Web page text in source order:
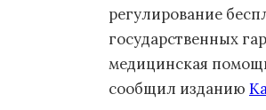
регулирование
государственных
медицинская
сообщил изданию